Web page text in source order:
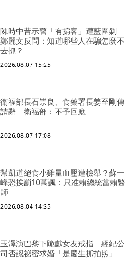
陳時中昔示警「有掮客」遭藍圍剿
鄭麗文反問：知道哪些人在騙怎麼不
去抓？
2026.08.07 15:25
衛福部長石崇良、食藥署長姜至剛傳
請辭 衛福部：不予回應
2026.08.07 17:08
幫凱道絕食小雞量血壓遭檢舉？蘇一
峰恐挨罰10萬諷：只准賴總統當賴醫
師
2026.08.04 14:35
玉澤演巴黎下跪獻女友戒指 經紀公
司否認祕密求婚「是慶生抓拍照」